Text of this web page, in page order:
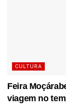
CULTURA
Feira
viagem no